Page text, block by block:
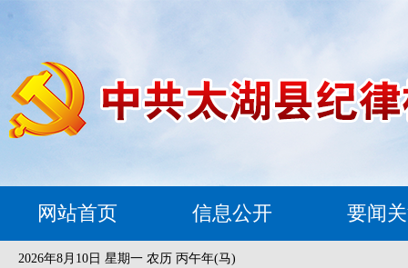
网站首页 信息公开 要闻
2026年8月10日 星期一 农历 丙午年(马)